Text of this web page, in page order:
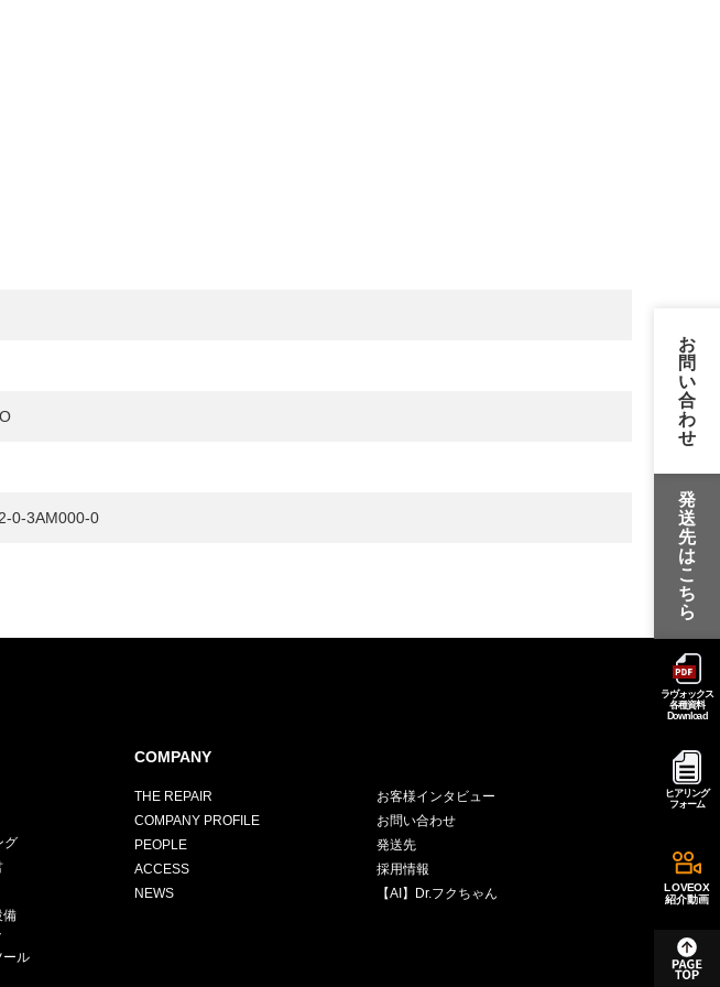
お
問
い
合
わ
せ
発
送
先
は
こ
ち
ら
ラヴォックス
各種資料
Download
ヒアリング
フォーム
LOVEOX
紹介動画
0-3AM000-0
グ
備
ール
COMPANY
THE REPAIR
COMPANY PROFILE
PEOPLE
ACCESS
NEWS
お客様インタビュー
お問い合わせ
発送先
採用情報
【AI】Dr.フクちゃん